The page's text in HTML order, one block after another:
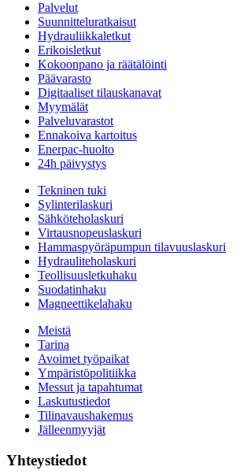
Palvelut
Suunnitteluratkaisut
Hydrauliikkaletkut
Erikoisletkut
Kokoonpano ja räätälöinti
Päävarasto
Digitaaliset tilauskanavat
Myymälät
Palveluvarastot
Ennakoiva kartoitus
Enerpac-huolto
24h päivystys
Tekninen tuki
Sylinterilaskuri
Sähköteholaskuri
Virtausnopeuslaskuri
Hammaspyöräpumpun tilavuuslaskuri
Hydrauliteholaskuri
Teollisuusletkuhaku
Suodatinhaku
Magneettikelahaku
Meistä
Tarina
Avoimet työpaikat
Ympäristöpolitiikka
Messut ja tapahtumat
Laskutustiedot
Tilinavaushakemus
Jälleenmyyjät
Yhteystiedot